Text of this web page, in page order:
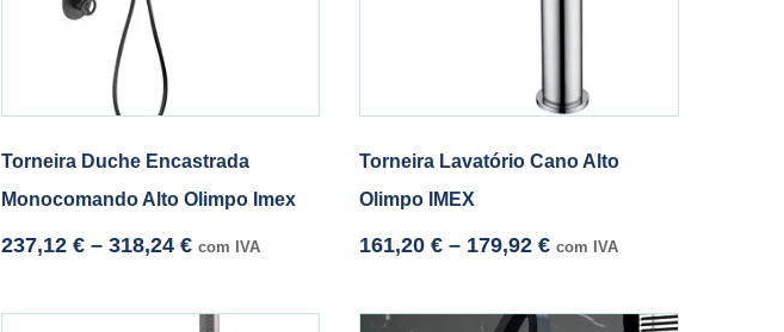
Torneira Duche Encastrada
Monocomando Alto Olimpo Imex
237,12 € – 318,24 € com IVA
Torneira Lavatório Cano Alto
Olimpo IMEX
161,20€ – 179,92€ com IVA